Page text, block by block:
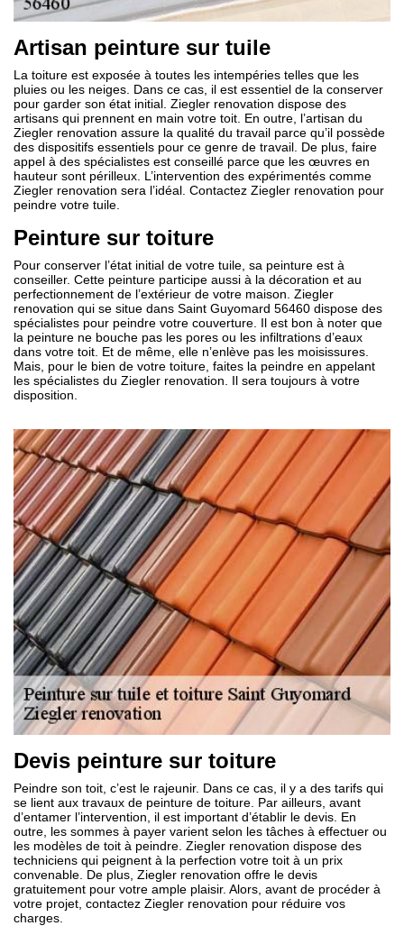
Artisan peinture sur tuile
La toiture est exposée à toutes les intempéries telles que les
pluies ou les neiges. Dans ce cas, il est essentiel de la conserver
pour garder son état initial. Ziegler renovation dispose des
artisans qui prennent en main votre toit. En outre, l’artisan du
Ziegler renovation assure la qualité du travail parce qu’il possède
des dispositifs essentiels pour ce genre de travail. De plus, faire
appel à des spécialistes est conseillé parce que les œuvres en
hauteur sont périlleux. L’intervention des expérimentés comme
Ziegler renovation sera l’idéal. Contactez Ziegler renovation pour
peindre votre tuile.
Peinture sur toiture
Pour conserver l’état initial de votre tuile, sa peinture est à
conseiller. Cette peinture participe aussi à la décoration et au
perfectionnement de l’extérieur de votre maison. Ziegler
renovation qui se situe dans Saint Guyomard 56460 dispose des
spécialistes pour peindre votre couverture. Il est bon à noter que
la peinture ne bouche pas les pores ou les infiltrations d’eaux
dans votre toit. Et de même, elle n’enlève pas les moisissures.
Mais, pour le bien de votre toiture, faites la peindre en appelant
les spécialistes du Ziegler renovation. Il sera toujours à votre
disposition.
Devis peinture sur toiture
Peindre son toit, c’est le rajeunir. Dans ce cas, il y a des tarifs qui
se lient aux travaux de peinture de toiture. Par ailleurs, avant
d’entamer l’intervention, il est important d’établir le devis. En
outre, les sommes à payer varient selon les tâches à effectuer ou
les modèles de toit à peindre. Ziegler renovation dispose des
techniciens qui peignent à la perfection votre toit à un prix
convenable. De plus, Ziegler renovation offre le devis
gratuitement pour votre ample plaisir. Alors, avant de procéder à
votre projet, contactez Ziegler renovation pour réduire vos
charges.